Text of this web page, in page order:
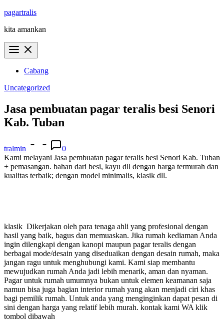
Skip
content
pagartralis
kita amankan
Cabang
Uncategorized
Jasa pembuatan pagar teralis besi Senori
Kab. Tuban
tralmin
0
Kami melayani Jasa pembuatan pagar teralis besi Senori Kab. Tuban
+ pemasangan. bahan dari besi, kayu dll dengan harga termurah dan
kualitas terbaik; dengan model minimalis, klasik dll.
klasik Dikerjakan oleh para tenaga ahli yang profesional dengan
hasil yang baik, bagus dan memuaskan. Jika rumah kediaman Anda
ingin dilengkapi dengan kanopi maupun pagar teralis dengan
berbagai mode/desain yang diseduaikan dengan desain rumah, maka
jangan ragu untuk menghubungi kami. Kami siap membantu
mewujudkan rumah Anda jadi lebih menarik, aman dan nyaman.
Pagar untuk rumah umumnya bukan untuk elemen keamanan saja
namun bisa juga bagian interior rumah yang akan menjadi ciri khas
bagi pemilik rumah. Untuk anda yang menginginkan dapat pesan di
sini dengan harga yang relatif lebih murah. kontak kami WA klik
tombol dibawah